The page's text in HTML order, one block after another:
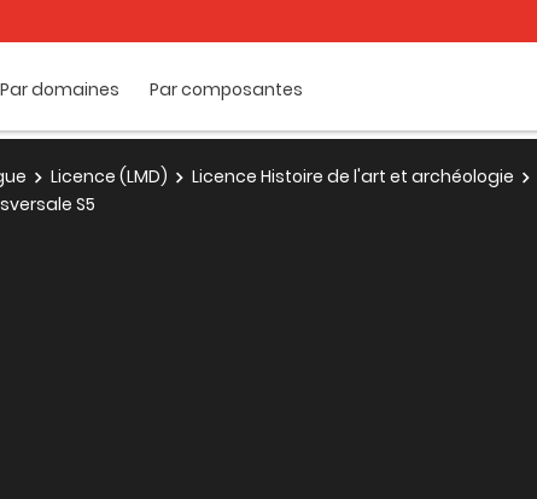
Par domaines Par composantes
Licence (LMD) Licence Histoire de l'art et archéologie
S5